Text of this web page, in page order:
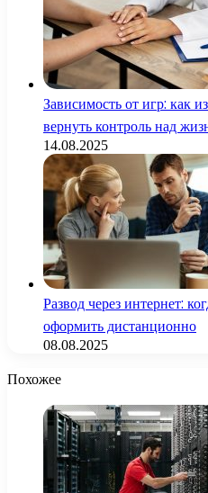
Зависимость от игр: как
вернуть контроль над
14.08.2025
Развод через интернет:
оформить дистанционно
08.08.2025
Похожее